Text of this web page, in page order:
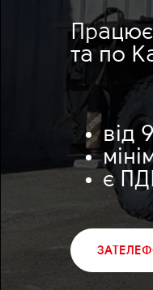
та по
від
є